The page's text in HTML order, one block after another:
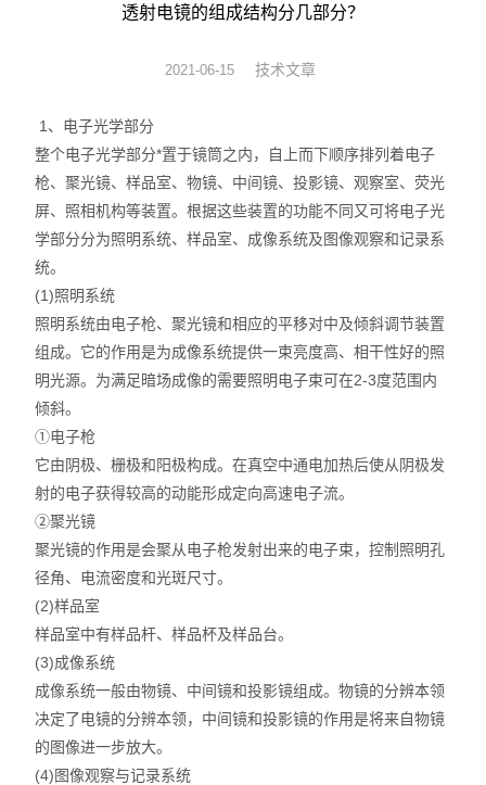
电镜附件及制样设备
其他设备
透射电镜的组成结构分几部分？
2021-06-15 技术文章
1、电子光学部分
整个电子光学部分*置于镜筒之内，自上而下顺序排列着电子
枪、聚光镜、样品室、物镜、中间镜、投影镜、观察室、荧光
屏、照相机构等装置。根据这些装置的功能不同又可将电子光
学部分分为照明系统、样品室、成像系统及图像观察和记录系
统。
(1)照明系统
照明系统由电子枪、聚光镜和相应的平移对中及倾斜调节装置
组成。它的作用是为成像系统提供一束亮度高、相干性好的照
明光源。为满足暗场成像的需要照明电子束可在2-3度范围内
倾斜。
①电子枪
它由阴极、栅极和阳极构成。在真空中通电加热后使从阴极发
射的电子获得较高的动能形成定向高速电子流。
②聚光镜
聚光镜的作用是会聚从电子枪发射出来的电子束，控制照明孔
径角、电流密度和光斑尺寸。
(2)样品室
样品室中有样品杆、样品杯及样品台。
(3)成像系统
成像系统一般由物镜、中间镜和投影镜组成。物镜的分辨本领
决定了电镜的分辨本领，中间镜和投影镜的作用是将来自物镜
的图像进一步放大。
(4)图像观察与记录系统